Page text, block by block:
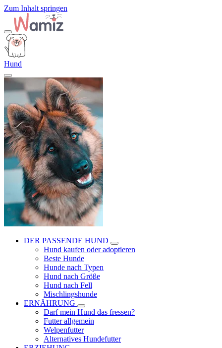
Zum Inhalt springen
Hund
DER PASSENDE HUND
Hund kaufen oder adoptieren
Beste Hunde
Hunde nach Typen
Hund nach Größe
Hund nach Fell
Mischlingshunde
ERNÄHRUNG
Darf mein Hund das fressen?
Futter allgemein
Welpenfutter
Alternatives Hundefutter